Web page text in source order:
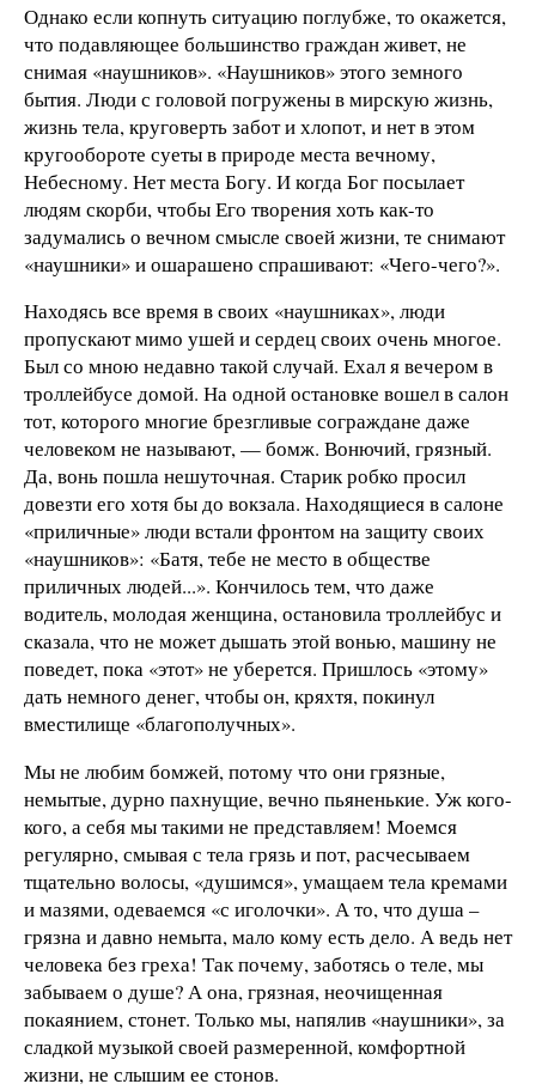
Однако если копнуть ситуацию поглубже, то окажется,
что подавляющее большинство граждан живет, не
снимая «наушников». «Наушников» этого земного
бытия. Люди с головой погружены в мирскую жизнь,
жизнь тела, круговерть забот и хлопот, и нет в этом
кругообороте суеты в природе места вечному,
Небесному. Нет места Богу. И когда Бог посылает
людям скорби, чтобы Его творения хоть как-то
задумались о вечном смысле своей жизни, те снимают
«наушники» и ошарашено спрашивают: «Чего-чего?».
Находясь все время в своих «наушниках», люди
пропускают мимо ушей и сердец своих очень многое.
Был со мною недавно такой случай. Ехал я вечером в
троллейбусе домой. На одной остановке вошел в салон
тот, которого многие брезгливые сограждане даже
человеком не называют, — бомж. Вонючий, грязный.
Да, вонь пошла нешуточная. Старик робко просил
довезти его хотя бы до вокзала. Находящиеся в салоне
«приличные» люди встали фронтом на защиту своих
«наушников»: «Батя, тебе не место в обществе
приличных людей...». Кончилось тем, что даже
водитель, молодая женщина, остановила троллейбус и
сказала, что не может дышать этой вонью, машину не
поведет, пока «этот» не уберется. Пришлось «этому»
дать немного денег, чтобы он, кряхтя, покинул
вместилище «благополучных».
Мы не любим бомжей, потому что они грязные,
немытые, дурно пахнущие, вечно пьяненькие. Уж кого-
кого, а себя мы такими не представляем! Моемся
регулярно, смывая с тела грязь и пот, расчесываем
тщательно волосы, «душимся», умащаем тела кремами
и мазями, одеваемся «с иголочки». А то, что душа –
грязна и давно немыта, мало кому есть дело. А ведь нет
человека без греха! Так почему, заботясь о теле, мы
забываем о душе? А она, грязная, неочищенная
покаянием, стонет. Только мы, напялив «наушники», за
сладкой музыкой своей размеренной, комфортной
жизни, не слышим ее стонов.